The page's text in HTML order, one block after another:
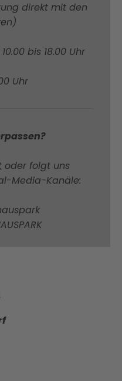
direkt mit den
10.00 bis 18.00 Uhr
Uhr
oder folgt uns
Media-Kanäle: